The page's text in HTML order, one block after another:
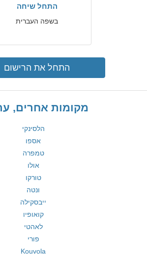
התחל שיחה
בשפה העברית
התחל את הרישום
מקומות אחרים,
הלסינקי
אספו
טמפרה
אולו
טורקו
ונטה
ייבסקילה
קואופיו
לאהטי
פורי
Kouvola